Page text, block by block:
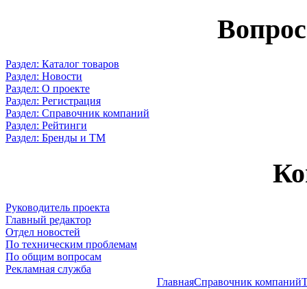
Раздел: Каталог товаров
Раздел: Новости
Раздел: О проекте
Раздел: Регистрация
Раздел: Справочник компаний
Раздел: Рейтинги
Раздел: Бренды и ТМ
Руководитель проекта
Главный редактор
Отдел новостей
По техническим проблемам
По общим вопросам
Рекламная служба
ГлавнаяСправочник компаний